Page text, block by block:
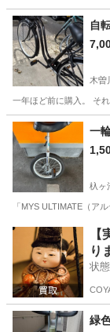
岐阜 各務原市
自
木曽
一年ほど前に購入。 そ
愛知 一宮市
一
杁ヶ
「MYS ULTIMATE（ア
愛知 日進市 杁
り
状
緑